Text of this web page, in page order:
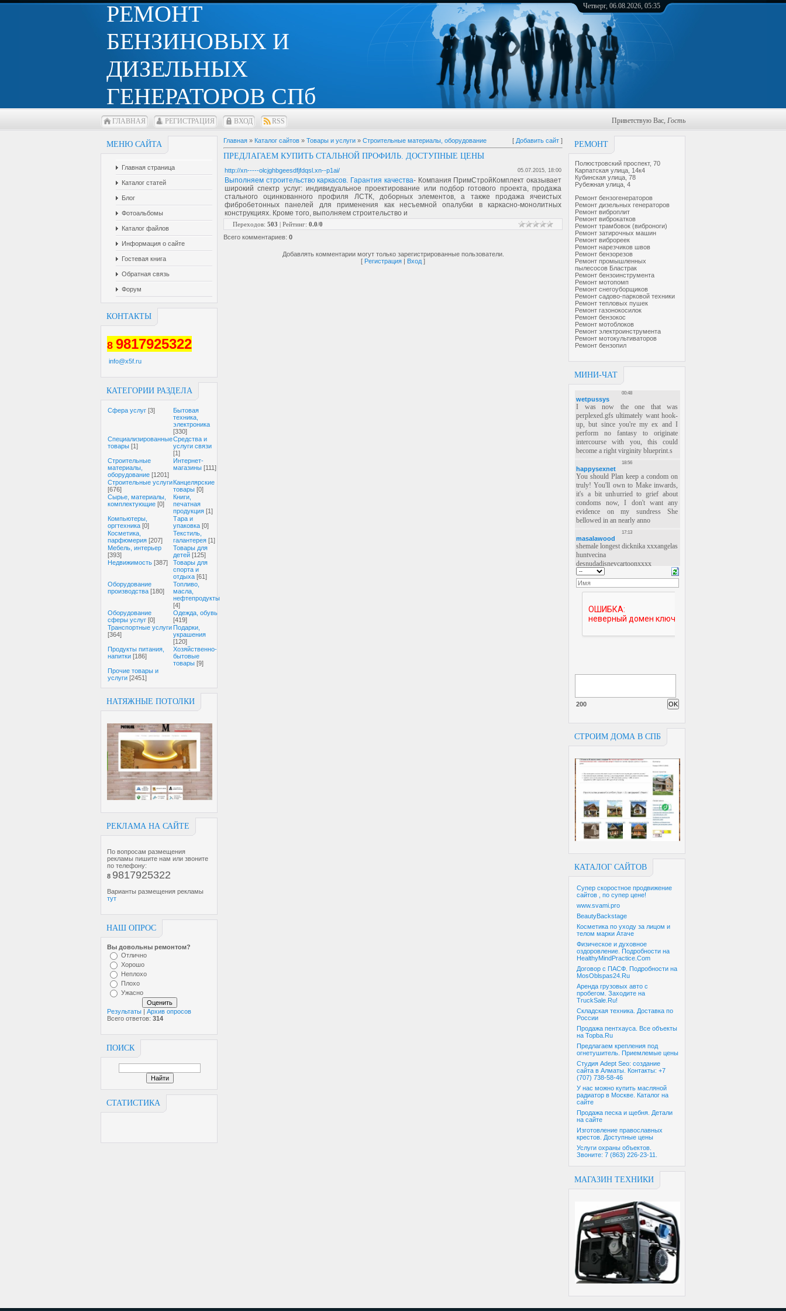
РЕМОНТ
БЕНЗИНОВЫХ И
ДИЗЕЛЬНЫХ
ГЕНЕРАТОРОВ СПб
Четверг, 06.08.2026, 05:35
ГЛАВНАЯ РЕГИСТРАЦИЯ ВХОД RSS Приветствую Вас, Гость
МЕНЮ САЙТА
Главная страница
Каталог статей
Блог
Фотоальбомы
Каталог файлов
Информация о сайте
Гостевая книга
Обратная связь
Форум
КОНТАКТЫ
8 9817925322
info@x5f.ru
КАТЕГОРИИ РАЗДЕЛА
Cфера услуг [3]
Бытовая
техника,
электроника
[330]
Специализированные
товары [1]
Средства и
услуги связи
[1]
Строительные
материалы,
оборудование [1201]
Интернет-
магазины [111]
Строительные услуги
[676]
Канцелярские
товары [0]
Сырье, материалы,
комплектующие [0]
Книги,
печатная
продукция [1]
Компьютеры,
оргтехника [0]
Тара и
упаковка [0]
Косметика,
парфюмерия [207]
Текстиль,
галантерея [1]
Мебель, интерьер
[393]
Товары для
детей [125]
Недвижимость [387]
Товары для
спорта и
отдыха [61]
Оборудование
производства [180]
Топливо,
масла,
нефтепродукты
[4]
Оборудование
сферы услуг [0]
Одежда, обувь
[419]
Транспортные услуги
[364]
Подарки,
украшения
[120]
Продукты питания,
напитки [186]
Хозяйственно-
бытовые
товары [9]
Прочие товары и
услуги [2451]
НАТЯЖНЫЕ ПОТОЛКИ
РЕКЛАМА НА САЙТЕ
По вопросам размещения
рекламы пишите нам или звоните
по телефону:
8 9817925322
Варианты размещения рекламы
тут
НАШ ОПРОС
Вы довольны ремонтом?
Отлично
Хорошо
Неплохо
Плохо
Ужасно
Результаты
Архив опросов
Всего ответов: 314
ПОИСК
СТАТИСТИКА
РЕМОНТ
Полюстровский проспект, 70
Карпатская улица, 14к4
Кубинская улица, 78
Рубежная улица, 4
Ремонт бензогенераторов
Ремонт дизельных генераторов
Ремонт виброплит
Ремонт виброкатков
Ремонт трамбовок (виброноги)
Ремонт затирочных машин
Ремонт виброреек
Ремонт нарезчиков швов
Ремонт бензорезов
Ремонт промышленных
пылесосов Бластрак
Ремонт бензоинструмента
Ремонт мотопомп
Ремонт снегоуборщиков
Ремонт садово-парковой техники
Ремонт тепловых пушек
Ремонт газонокосилок
Ремонт бензокос
Ремонт мотоблоков
Ремонт электроинструмента
Ремонт мотокультиваторов
Ремонт бензопил
МИНИ-ЧАТ
200
СТРОИМ ДОМА В СПБ
КАТАЛОГ САЙТОВ
Супер скоростное продвижение
сайтов , по супер цене!
www.svami.pro
BeautyBackstage
Косметика по уходу за лицом и
телом марки Атаче
Физическое и духовное
оздоровление. Подробности на
HealthyMindPractice.Com
Договор с ПАСФ. Подробности на
MosOblspas24.Ru
Аренда грузовых авто с
пробегом. Заходите на
TruckSale.Ru!
Складская техника. Доставка по
России
Продажа пентхауса. Все объекты
на Topba.Ru
Предлагаем крепления под
огнетушитель. Приемлемые цены
Студия Adept Seo: создание
сайта в Алматы. Контакты: +7
(707) 738-58-46
У нас можно купить масляной
радиатор в Москве. Каталог на
сайте
Продажа песка и щебня. Детали
на сайте
Изготовление православных
крестов. Доступные цены
Услуги охраны объектов.
Звоните: 7 (863) 226-23-11.
МАГАЗИН ТЕХНИКИ
Главная » Каталог сайтов » Товары и услуги » Строительные материалы, оборудование [ Добавить сайт ]
ПРЕДЛАГАЕМ КУПИТЬ СТАЛЬНОЙ ПРОФИЛЬ. ДОСТУПНЫЕ ЦЕНЫ
http://xn-----olcjghbgeesdfjfdqsl.xn--p1ai/ 05.07.2015, 18:00
Выполняем строительство каркасов. Гарантия качества- Компания ПримСтройКомплект оказывает
широкий спектр услуг: индивидуальное проектирование или подбор готового проекта, продажа
стального оцинкованного профиля ЛСТК, доборных элементов, а также продажа ячеистых
фибробетонных панелей для применения как несъемной опалубки в каркасно-монолитных
конструкциях. Кроме того, выполняем строительство и
Переходов: 503 | Рейтинг: 0.0/0
Всего комментариев: 0
Добавлять комментарии могут только зарегистрированные пользователи.
[ Регистрация | Вход ]